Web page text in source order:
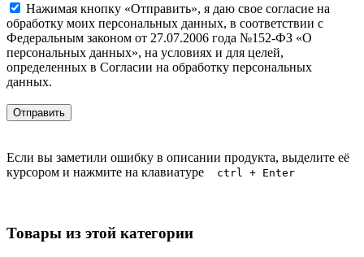
Нажимая кнопку «Отправить», я даю свое согласие на
обработку моих персональных данных, в соответствии с
Федеральным законом от 27.07.2006 года №152-ФЗ «О
персональных данных», на условиях и для целей,
определенных в Согласии на обработку персональных
данных.
Если вы заметили ошибку в описании продукта, выделите её
курсором и нажмите на клавиатуре
ctrl + Enter
Товары из этой категории